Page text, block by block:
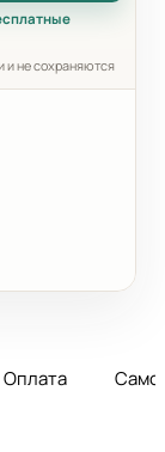
и не сохраняются
Оплата